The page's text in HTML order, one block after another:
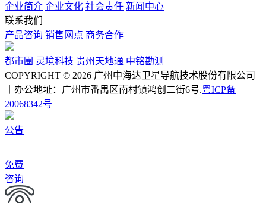
企业简介 企业文化 社会责任 新闻中心
联系我们
产品咨询 销售网点 商务合作
都市圈 灵境科技 贵州天地通 中铭勘测
COPYRIGHT © 2026 广州中海达卫星导航技术股份有限公司
丨办公地址：广州市番禺区南村镇鸿创二街6号.粤ICP备
20068342号
公告
免费
咨询